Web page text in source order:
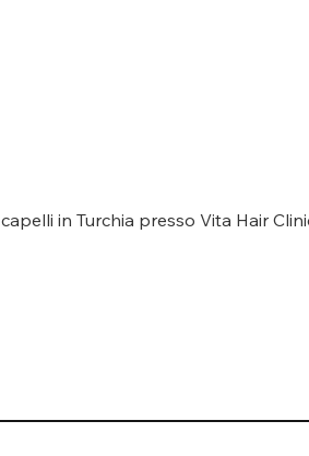
in Turchia presso Vita Hair